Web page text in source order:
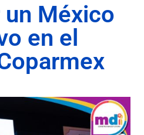
México
en el